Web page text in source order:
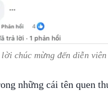
chúc mừng đến diễn
những cái tên quen